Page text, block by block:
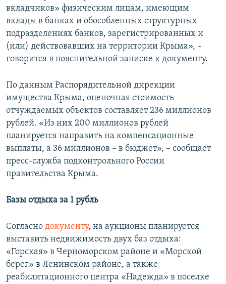
вкладчиков» физическим лицам, имеющим
вклады в банках и обособленных структурных
подразделениях банков, зарегистрированных и
(или) действовавших на территории Крыма», –
говорится в пояснительной записке к документу.
По данным Распорядительной дирекции
имущества Крыма, оценочная стоимость
отчуждаемых объектов составляет 236 миллионов
рублей. «Из них 200 миллионов рублей
планируется направить на компенсационные
выплаты, а 36 миллионов – в бюджет», – сообщает
пресс-служба подконтрольного России
правительства Крыма.
Базы отдыха за 1 рубль
Согласно документу, на аукционы планируется
выставить недвижимость двух баз отдыха:
«Горская» в Черноморском районе и «Морской
берег» в Ленинском районе, а также
реабилитационного центра «Надежда» в поселке